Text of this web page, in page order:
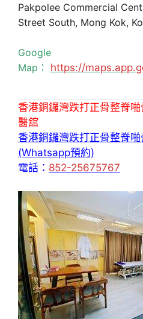
Pakpolee Commercial
Street South, Mong Kok,
Google
Map： https://
香港銅鑼灣跌打正骨整脊
醫舘
香港銅鑼灣跌打正骨整脊
(Whatsapp預約)
電話： 852-25675767